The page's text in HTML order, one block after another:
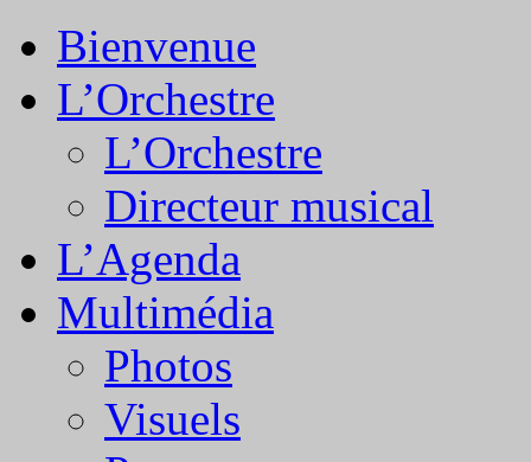
Bienvenue
L’Orchestre
L’Orchestre
Directeur musical
L’Agenda
Multimédia
Photos
Visuels